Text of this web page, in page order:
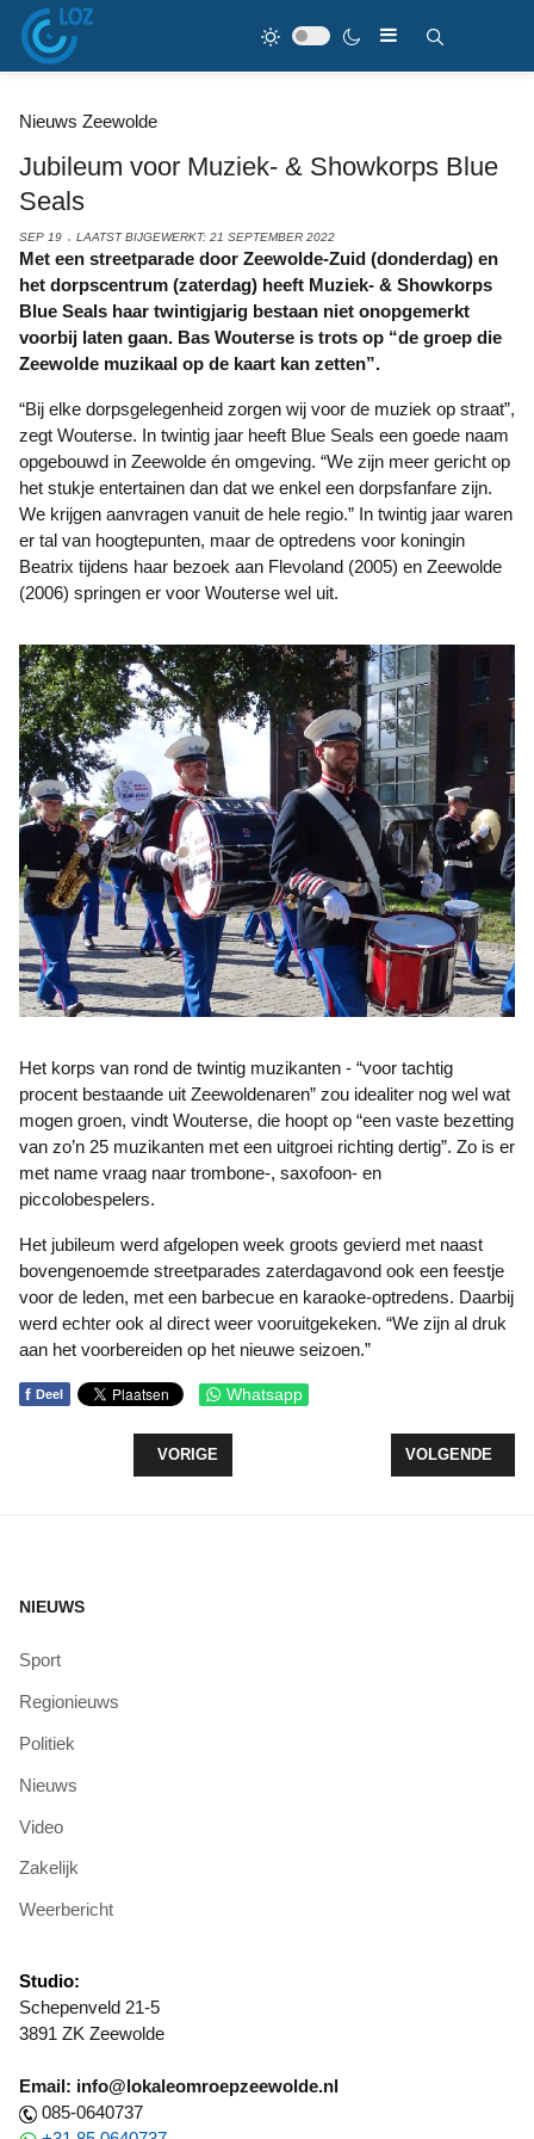
Nieuws Zeewolde
Jubileum voor Muziek- & Showkorps Blue
Seals
SEP 19 LAATST BIJGEWERKT: 21 SEPTEMBER 2022
Met een streetparade door Zeewolde-Zuid (donderdag) en
het dorpscentrum (zaterdag) heeft Muziek- & Showkorps
Blue Seals haar twintigjarig bestaan niet onopgemerkt
voorbij laten gaan. Bas Wouterse is trots op “de groep die
Zeewolde muzikaal op de kaart kan zetten”.
“Bij elke dorpsgelegenheid zorgen wij voor de muziek op straat”,
zegt Wouterse. In twintig jaar heeft Blue Seals een goede naam
opgebouwd in Zeewolde én omgeving. “We zijn meer gericht op
het stukje entertainen dan dat we enkel een dorpsfanfare zijn.
We krijgen aanvragen vanuit de hele regio.” In twintig jaar waren
er tal van hoogtepunten, maar de optredens voor koningin
Beatrix tijdens haar bezoek aan Flevoland (2005) en Zeewolde
(2006) springen er voor Wouterse wel uit.
Het korps van rond de twintig muzikanten - “voor tachtig
procent bestaande uit Zeewoldenaren” zou idealiter nog wel wat
mogen groen, vindt Wouterse, die hoopt op “een vaste bezetting
van zo’n 25 muzikanten met een uitgroei richting dertig”. Zo is er
met name vraag naar trombone-, saxofoon- en
piccolobespelers.
Het jubileum werd afgelopen week groots gevierd met naast
bovengenoemde streetparades zaterdagavond ook een feestje
voor de leden, met een barbecue en karaoke-optredens. Daarbij
werd echter ook al direct weer vooruitgekeken. “We zijn al druk
aan het voorbereiden op het nieuwe seizoen.”
f Deel Whatsapp
VORIG ARTIKEL: JUBILARIS ZIET NOG GENOEG
VORIGE VOLGENDE
VOLGENDE
NIEUWS
Sport
Regionieuws
Politiek
Nieuws
Video
Zakelijk
Weerbericht
Studio:
Schepenveld 21-5
3891 ZK Zeewolde
Email: info@lokaleomroepzeewolde.nl
085-0640737